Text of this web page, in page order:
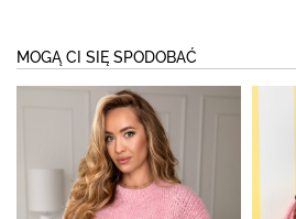
MOGĄ CI SIĘ SPODOBAĆ